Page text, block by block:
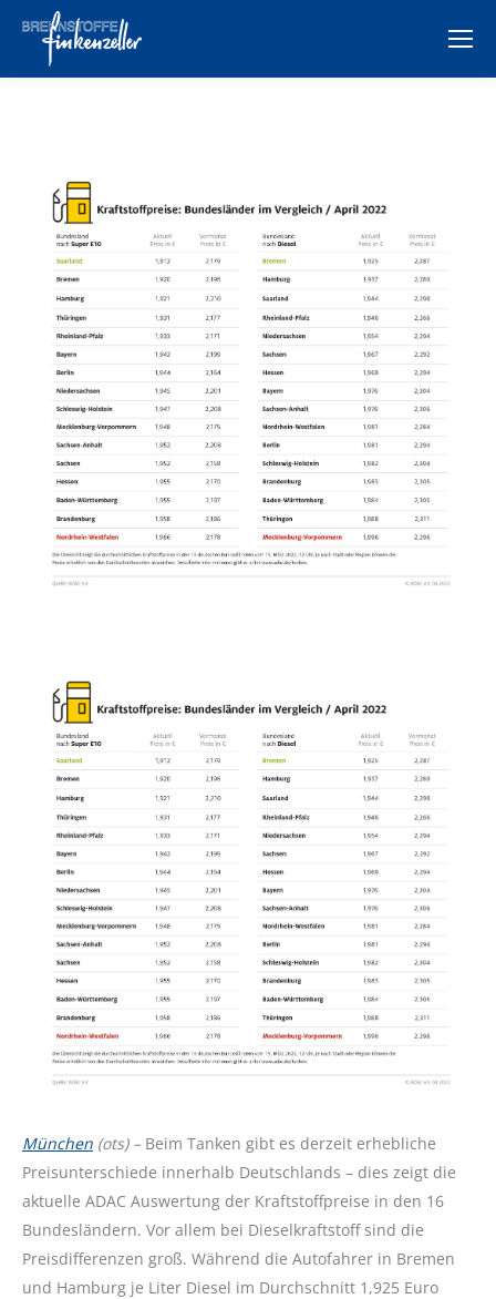
München (ots) – Beim Tanken gibt es derzeit erhebliche
Preisunterschiede innerhalb Deutschlands – dies zeigt die
aktuelle ADAC Auswertung der Kraftstoffpreise in den 16
Bundesländern. Vor allem bei Dieselkraftstoff sind die
Preisdifferenzen groß. Während die Autofahrer in Bremen
und Hamburg je Liter Diesel im Durchschnitt 1,925 Euro